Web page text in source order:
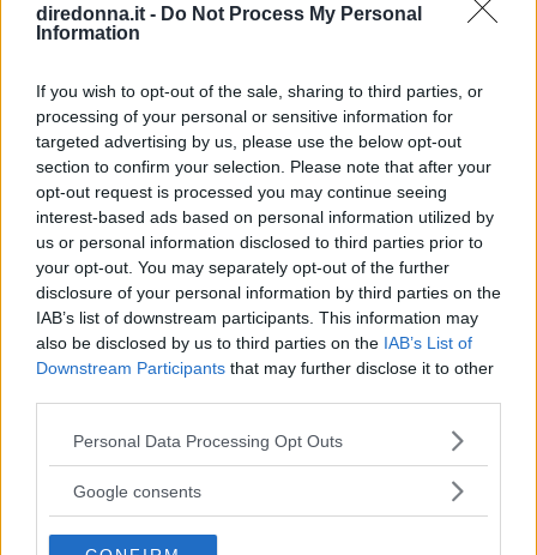
diredonna.it - Do Not Process My Personal
Information
If you wish to opt-out of the sale, sharing to third parties, or
processing of your personal or sensitive information for
targeted advertising by us, please use the below opt-out
section to confirm your selection. Please note that after your
opt-out request is processed you may continue seeing
interest-based ads based on personal information utilized by
us or personal information disclosed to third parties prior to
your opt-out. You may separately opt-out of the further
disclosure of your personal information by third parties on the
IAB’s list of downstream participants. This information may
also be disclosed by us to third parties on the IAB’s List of
Downstream Participants that may further disclose it to other
Please note that this website/app uses one or more Google
not limited to your visit or usage behaviour. You may click to
use your data for below specified purposes in below Google
Personal Data Processing Opt Outs
Google consents
CUCINA
Da Masterchef a Cookist, cosa
fa oggi Michele Ghedini
Michele Ghedini è diventato il nuovo volto ufficiale di
Cookist, il sito di cucina più quotato della rete. Le sue
ricette impazzano, e sembra non aver perso la sua verve
dopo la sua eliminazione a Masterchef... Anzi, ci stà
veramente stupendo.